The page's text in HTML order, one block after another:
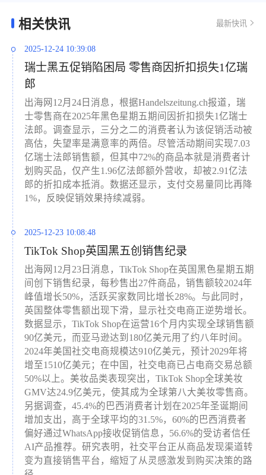
相关快讯 最新快讯
2025-12-24 10:39:08
瑞士黑五促销陷困局 零售商因折扣损失1亿瑞
郎
出海网12月24日消息，根据Handelszeitung.ch报道，瑞
士零售商在2025年黑色星期五期间因折扣损失1亿瑞士
法郎。调查显示，三分之二的消费者认为该促销活动被
高估，失望率是满意率的两倍。尽管活动期间实现7.03
亿瑞士法郎销售额，但其中72%的商品本就是消费者计
划购买品，仅产生1.96亿法郎额外营收，却被2.91亿法
郎的折扣成本抵消。数据还显示，支付交易量同比再降
1%，反映促销效果持续减弱。
2025-12-23 10:08:48
TikTok Shop英国黑五创销售纪录
出海网12月23日消息，TikTok Shop在英国黑色星期五期
间创下销售纪录，每秒售出27件商品，销售额较2024年
峰值增长50%，活跃买家数同比增长28%。与此同时，
英国整体零售额出现下滑，显示社交电商正逆势增长。
数据显示，TikTok Shop在运营16个月内实现全球销售额
90亿美元，而亚马逊达到180亿美元用了约八年时间。
2024年美国社交电商规模达910亿美元，预计2029年将
增至1510亿美元；在中国，社交电商已占电商交易总额
50%以上。美妆品类表现突出，TikTok Shop全球美妆
GMV达24.9亿美元，使其成为全球第八大美妆零售商。
另据调查，45.4%的巴西消费者计划在2025年圣诞期间
增加支出，高于全球平均的31.5%，60%的巴西消费者
偏好通过WhatsApp接收促销信息，56.6%的受访者信任
AI产品推荐。研究表明，社交平台正从商品发现渠道转
变为直接销售平台，缩短了从灵感激发到购买决策的路